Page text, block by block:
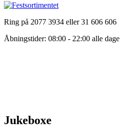
Ring på 2077 3934 eller 31 606 606
Åbningstider: 08:00 - 22:00 alle dage
Jukeboxe